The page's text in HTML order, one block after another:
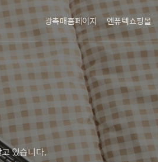
광촉매홈페이지 엔퓨텍쇼핑몰
있습니다.